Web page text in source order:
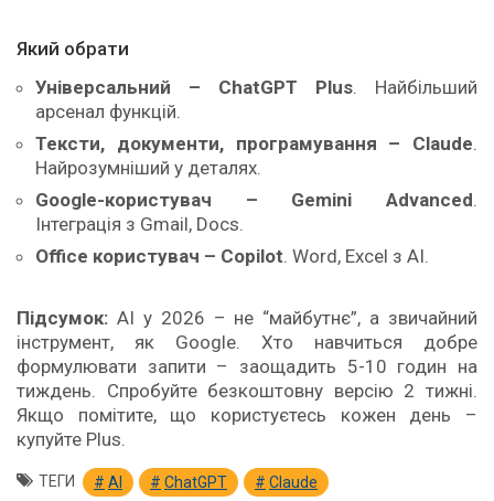
Який обрати
Універсальний – ChatGPT Plus. Найбільший
арсенал функцій.
Тексти, документи, програмування – Claude.
Найрозумніший у деталях.
Google-користувач – Gemini Advanced.
Інтеграція з Gmail, Docs.
Office користувач – Copilot. Word, Excel з AI.
Підсумок: AI у 2026 – не “майбутнє”, а звичайний
інструмент, як Google. Хто навчиться добре
формулювати запити – заощадить 5-10 годин на
тиждень. Спробуйте безкоштовну версію 2 тижні.
Якщо помітите, що користуєтесь кожен день –
купуйте Plus.
ТЕГИ AI ChatGPT Claude